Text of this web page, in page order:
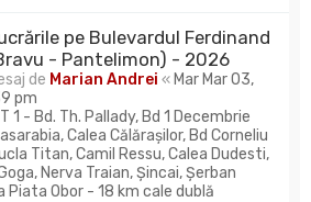
pe Bulevardul Ferdinand
- Pantelimon) - 2026
de Marian Andrei « Mar Mar 03,
pm
1 - Bd. Th. Pallady, Bd 1 Decembrie
Calea Călărașilor, Bd Corneliu
Titan, Camil Ressu, Calea Dudesti,
Nerva Traian, Șincai, Șerban
Piata Obor - 18 km cale dublă